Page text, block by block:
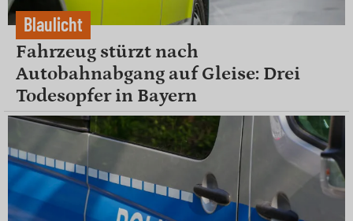
Blaulicht
Fahrzeug stürzt nach
Autobahnabgang auf Gleise: Drei
Todesopfer in Bayern